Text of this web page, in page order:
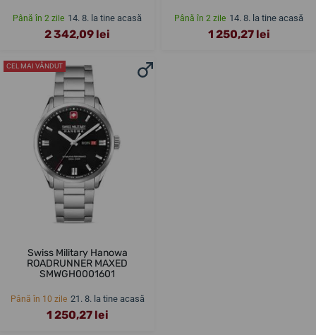
Până în 2 zile 14. 8. la tine acasă
2 342,09 lei
Până în 2 zile 14. 8. la tine acasă
1 250,27 lei
CEL MAI VÂNDUT
Swiss Military Hanowa
ROADRUNNER MAXED
SMWGH0001601
Până în 10 zile 21. 8. la tine acasă
1 250,27 lei